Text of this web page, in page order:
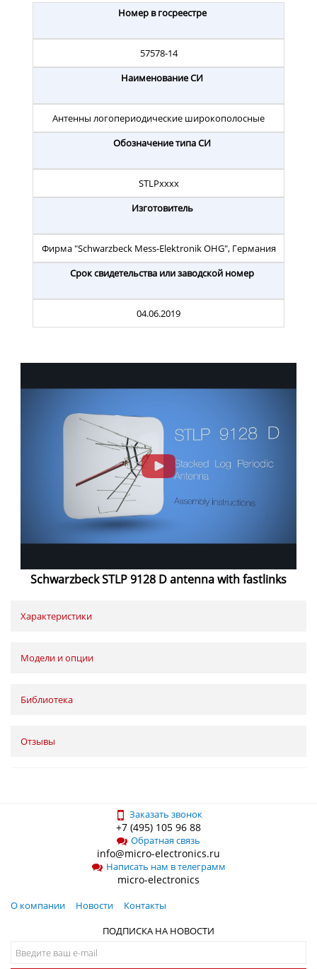
Номер в госреестре
57578-14
Наименование СИ
Антенны логопериодические широкополосные
Обозначение типа СИ
STLPхххх
Изготовитель
Фирма "Schwarzbeck Mess-Elektronik OHG", Германия
Срок свидетельства или заводской номер
04.06.2019
Schwarzbeck STLP 9128 D antenna with fastlinks
Характеристики
Модели и опции
Библиотека
Отзывы
Заказать звонок
+7 (495) 105 96 88
Обратная связь
info@micro-electronics.ru
Написать нам в телеграмм
micro-electronics
О компании Новости
Контакты
ПОДПИСКА НА НОВОСТИ